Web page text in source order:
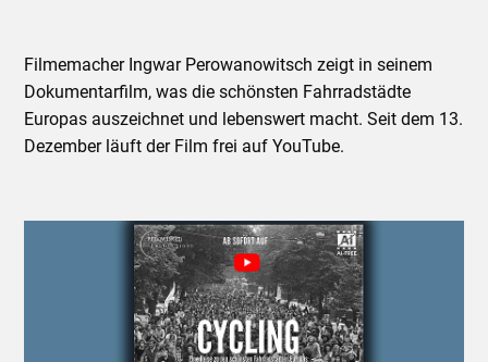
Filmemacher Ingwar Perowanowitsch zeigt in seinem
Dokumentarfilm, was die schönsten Fahrradstädte
Europas auszeichnet und lebenswert macht. Seit dem 13.
Dezember läuft der Film frei auf YouTube.